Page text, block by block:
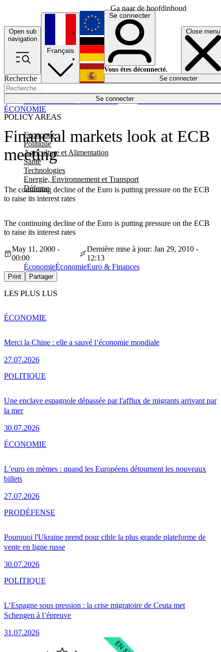
Ga naar de hoofdinhoud
Open sub
navigation
Close menu
Recherche
Se connecter
POLICY AREAS
Economie
Politique
Agriculture et Alimentation
Santé
Technologies
Energie, Environnement et Transport
Défense
Économie
Français
English
Deutsch
Español
Se connecter
Vous êtes déconnecté.
Se connecter
Financial markets look at ECB
meeting
The continuing decline of the Euro is putting pressure on the ECB
to raise its interest rates
ÉCONOMIE
The continuing decline of the Euro is putting pressure on the ECB
to raise its interest rates
May 11, 2000 -
00:00
Dernière mise à jour: Jan 29, 2010 -
12:13
ÉconomieÉconomieEuro & Finances
Print Partager
LES PLUS LUS
Merci la Chine : elle a sauvé l’économie mondiale
27.07.2026
ÉCONOMIE
Une enclave espagnole dépassée par l'afflux de migrants arrivant par
la mer
30.07.2026
POLITIQUE
L’euro en mèmes : quand les Européens détournent les nouveaux
billets
27.07.2026
ÉCONOMIE
Pourquoi l'Ukraine prend pour cible la plus grande plateforme de
vente en ligne russe
30.07.2026
PRODÉFENSE
L’Espagne sous pression : la crise migratoire de Ceuta met
Schengen à l’épreuve
31.07.2026
POLITIQUE